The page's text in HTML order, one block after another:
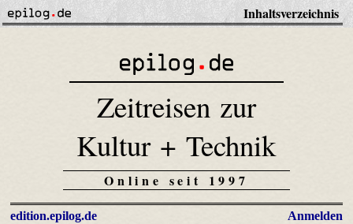
Inhaltsverzeichnis
Zeitreisen zur
Kultur + Technik
Online seit 1997
edition.epilog.de
Anmelden